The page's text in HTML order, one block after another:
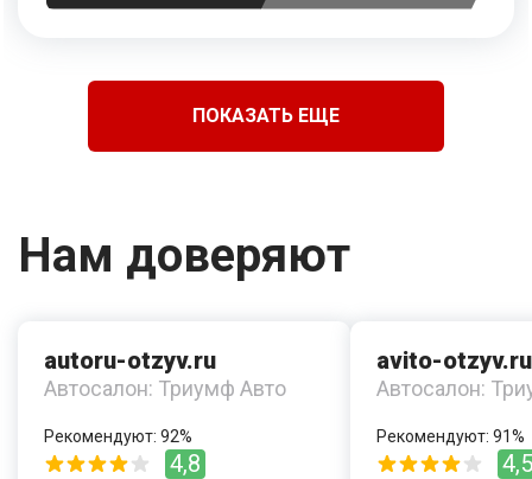
ПОКАЗАТЬ ЕЩЕ
Нам доверяют
autoru-otzyv.ru
Автосалон: Триумф Авто
Рекомендуют: 92%
4,8
avito-otzyv.ru
Автосалон:
Рекомендуют: 91%
4,5